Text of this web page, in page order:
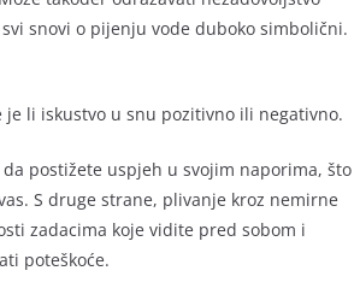
snovi o pijenju vode duboko simbolični.
li iskustvo u snu pozitivno ili negativno.
postižete uspjeh u svojim naporima, što
S druge strane, plivanje kroz nemirne
zadacima koje vidite pred sobom i
poteškoće.